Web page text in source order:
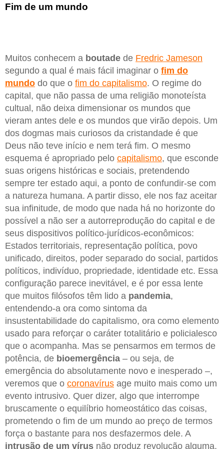
Fim de um mundo
Muitos conhecem a boutade de Fredric Jameson
segundo a qual é mais fácil imaginar o fim do
mundo do que o fim do capitalismo. O regime do
capital, que não passa de uma religião monoteísta
cultual, não deixa dimensionar os mundos que
vieram antes dele e os mundos que virão depois. Um
dos dogmas mais curiosos da cristandade é que
Deus não teve início e nem terá fim. O mesmo
esquema é apropriado pelo capitalismo, que esconde
suas origens históricas e sociais, pretendendo
sempre ter estado aqui, a ponto de confundir-se com
a natureza humana. A partir disso, ele nos faz aceitar
sua infinitude, de modo que nada há no horizonte do
possível a não ser a autorreprodução do capital e de
seus dispositivos político-jurídicos-econômicos:
Estados territoriais, representação política, povo
unificado, direitos, poder separado do social, partidos
políticos, indivíduo, propriedade, identidade etc. Essa
configuração parece inevitável, e é por essa lente
que muitos filósofos têm lido a pandemia,
entendendo-a ora como sintoma da
insustentabilidade do capitalismo, ora como elemento
usado para reforçar o caráter totalitário e policialesco
que o acompanha. Mas se pensarmos em termos de
potência, de bioemergência – ou seja, de
emergência do absolutamente novo e inesperado –,
veremos que o coronavírus age muito mais como um
evento intrusivo. Quer dizer, algo que interrompe
bruscamente o equilíbrio homeostático das coisas,
prometendo o fim de um mundo ao preço de termos
força o bastante para nos desfazermos dele. A
intrusão de um vírus não produz revolução alguma,